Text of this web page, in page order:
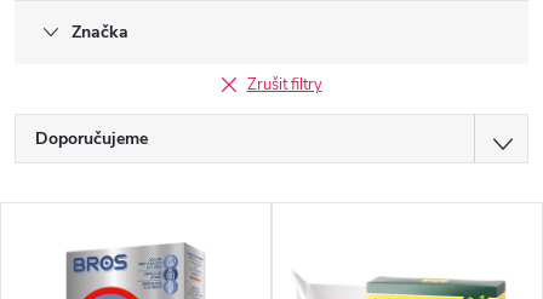
Značka
Zrušit filtry
Ř
a
Doporučujeme
Nejprodávanější